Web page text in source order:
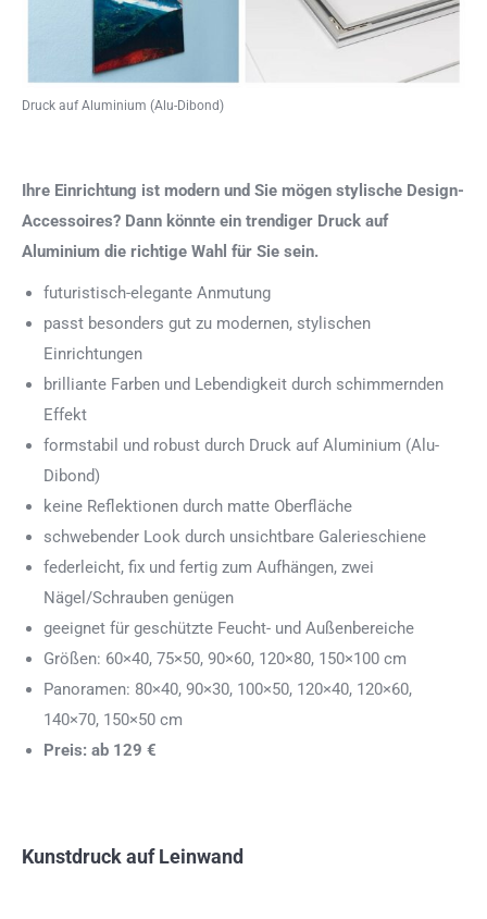
Druck auf Aluminium (Alu-Dibond)
Ihre Einrichtung ist modern und Sie mögen stylische Design-
Accessoires? Dann könnte ein trendiger Druck auf
Aluminium die richtige Wahl für Sie sein.
futuristisch-elegante Anmutung
passt besonders gut zu modernen, stylischen
Einrichtungen
brilliante Farben und Lebendigkeit durch schimmernden
Effekt
formstabil und robust durch Druck auf Aluminium (Alu-
Dibond)
keine Reflektionen durch matte Oberfläche
schwebender Look durch unsichtbare Galerieschiene
federleicht, fix und fertig zum Aufhängen, zwei
Nägel/Schrauben genügen
geeignet für geschützte Feucht- und Außenbereiche
Größen: 60×40, 75×50, 90×60, 120×80, 150×100 cm
Panoramen: 80×40, 90×30, 100×50, 120×40, 120×60,
140×70, 150×50 cm
Preis: ab 129 €
Kunstdruck auf Leinwand